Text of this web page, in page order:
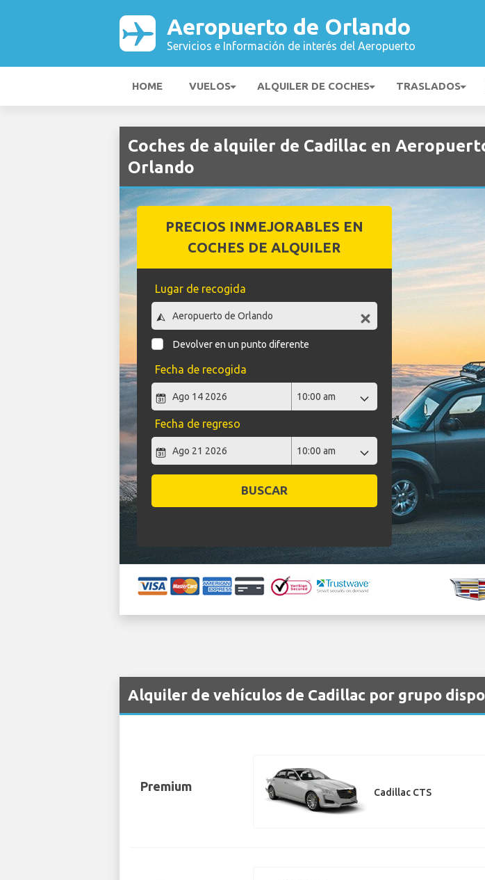
Aeropuerto de Orlando
Servicios e Información de interés del Aeropuerto
HOME VUELOS ALQUILER DE COCHES TRASLADOS
Coches de alquiler de Cadillac en
Orlando
PRECIOS INMEJORABLES EN
COCHES DE ALQUILER
Lugar de recogida
Devolver en un punto diferente
Fecha de recogida
Fecha de regreso
BUSCAR
Alquiler de vehículos de Cadillac por grupo
Premium Cadillac CTS